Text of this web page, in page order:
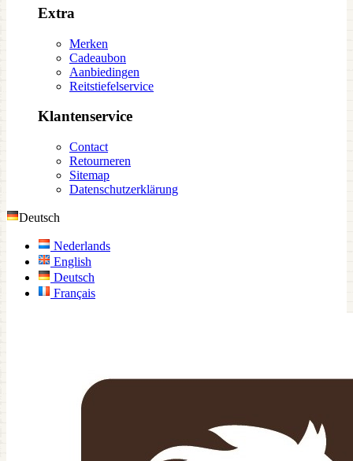
Extra
Merken
Cadeaubon
Aanbiedingen
Reitstiefelservice
Klantenservice
Contact
Retourneren
Sitemap
Datenschutzerklärung
Deutsch
Nederlands
English
Deutsch
Français